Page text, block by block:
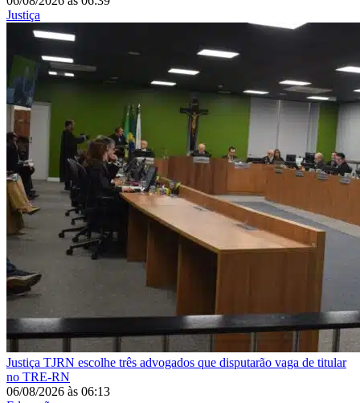
Justiça
Justiça TJRN escolhe três advogados que disputarão vaga de titular
no TRE-RN
06/08/2026 às 06:13